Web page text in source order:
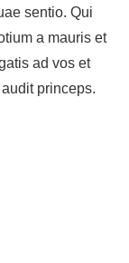
sentio. Qui
a mauris et
ad vos et
princeps.